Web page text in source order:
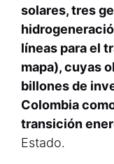
solares, tres
líneas para el
mapa), cuyas
billones de
Colombia
transición
Estado.